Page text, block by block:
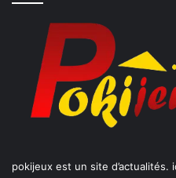
pokijeux est un site